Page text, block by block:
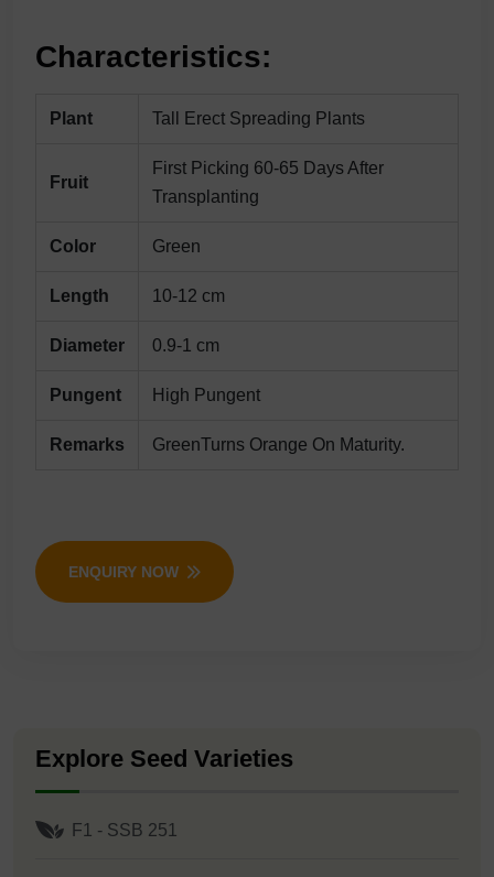
Characteristics:
Plant Tall Erect Spreading Plants
Fruit
First Picking 60-65 Days After
Transplanting
Color Green
Length 10-12 cm
Diameter 0.9-1 cm
Pungent High Pungent
Remarks GreenTurns Orange On Maturity.
ENQUIRY NOW
Explore Seed Varieties
F1 - SSB 251